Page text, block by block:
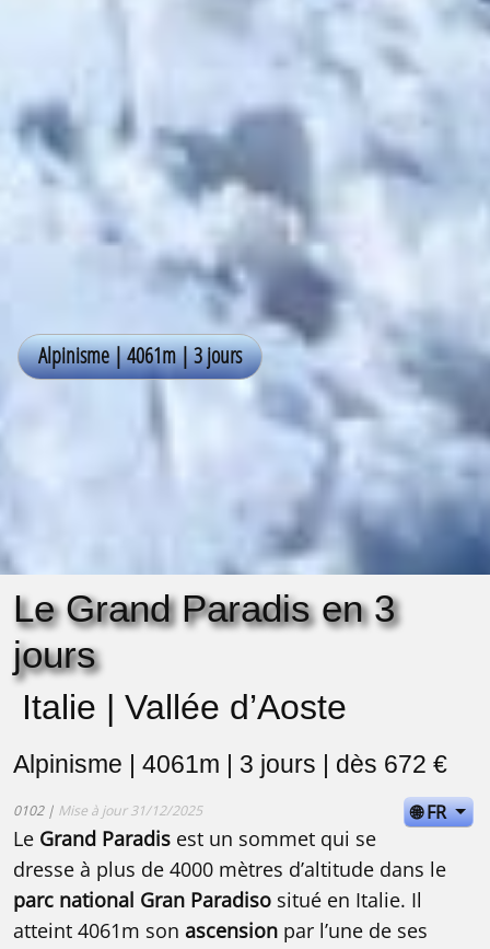
Le Grand Paradis en 3
jours
Italie | Vallée d’Aoste
Alpinisme | 4061m | 3 jours | dès 672 €
0102 | Mise à jour 31/12/2025 🌐 FR
Le Grand Paradis est un sommet qui se
dresse à plus de 4000 mètres d’altitude dans le
parc national Gran Paradiso situé en Italie. Il
atteint 4061m son ascension par l’une de ses